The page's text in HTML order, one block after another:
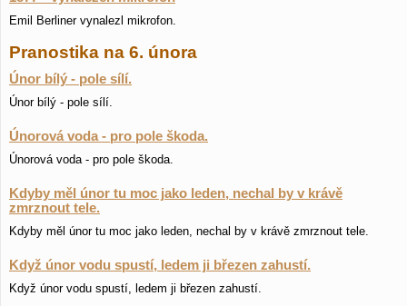
Emil Berliner vynalezl mikrofon.
Pranostika na 6. února
Únor bílý - pole sílí.
Únor bílý - pole sílí.
Únorová voda - pro pole škoda.
Únorová voda - pro pole škoda.
Kdyby měl únor tu moc jako leden, nechal by v krávě
zmrznout tele.
Kdyby měl únor tu moc jako leden, nechal by v krávě zmrznout tele.
Když únor vodu spustí, ledem ji březen zahustí.
Když únor vodu spustí, ledem ji březen zahustí.